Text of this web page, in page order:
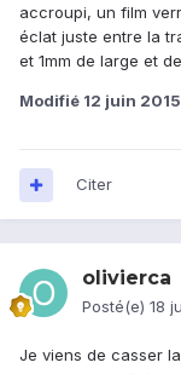
accroupi, un film
éclat juste entre la
et 1mm de large et
Modifié 12 juin 2015
Citer
olivierca
Posté(e) 18
Je viens de casser